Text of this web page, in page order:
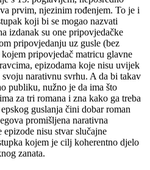
prvim, njezinim rođenjem. To je i
koji bi se mogao nazvati
izdanak su one pripovjedačke
pripovjedanju uz gusle (bez
pripovjedač matricu glavne
epizodama koje nisu uvijek
narativnu svrhu. A da bi takav
publiku, nužno je da ima što
za tri romana i zna kako ga treba
guslanja čini dobar roman
promišljena narativna
nisu stvar slučajne
kojem je cilj koherentno djelo
zanata.